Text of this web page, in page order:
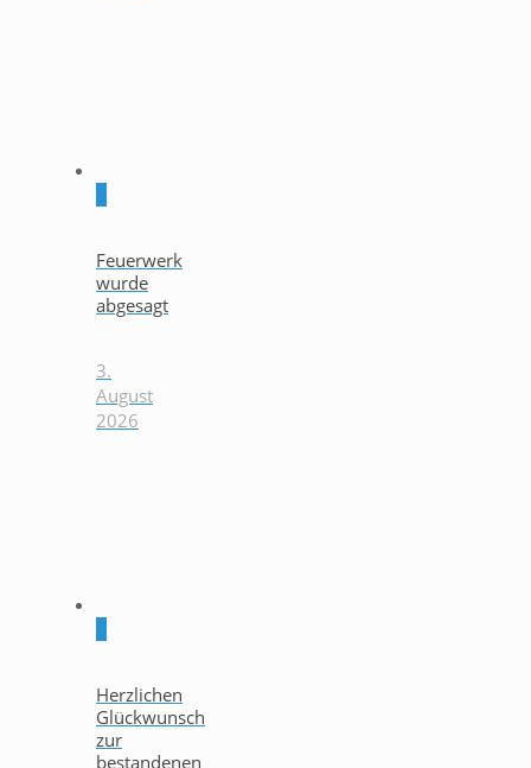
Feuerwerk
wurde
abgesagt
3.
August
2026
Herzlichen
Glückwunsch
zur
bestandenen